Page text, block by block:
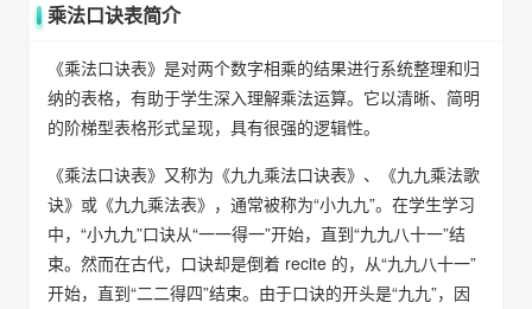
乘法口诀表简介
《乘法口诀表》是对两个数字相乘的结果进行系统整理和归
纳的表格，有助于学生深入理解乘法运算。它以清晰、简明
的阶梯型表格形式呈现，具有很强的逻辑性。
《乘法口诀表》又称为《九九乘法口诀表》、《九九乘法歌
诀》或《九九乘法表》，通常被称为“小九九”。在学生学习
中，“小九九”口诀从“一一得一”开始，直到“九九八十一”结
束。然而在古代，口诀却是倒着 recite 的，从“九九八十一”
开始，直到“二二得四”结束。由于口诀的开头是“九九”，因